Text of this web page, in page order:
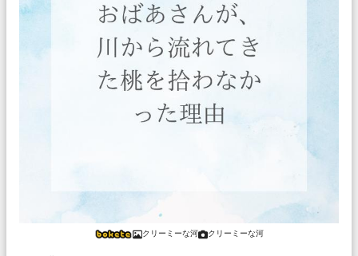
クリーミーな河 クリーミーな河